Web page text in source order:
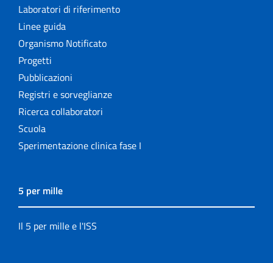
Laboratori di riferimento
Linee guida
Organismo Notificato
Progetti
Pubblicazioni
Registri e sorveglianze
Ricerca collaboratori
Scuola
Sperimentazione clinica fase I
5 per mille
Il 5 per mille e l'ISS